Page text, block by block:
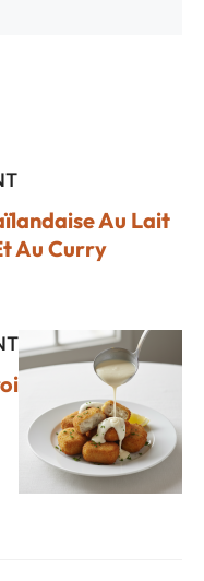
Au Lait
Au Curry